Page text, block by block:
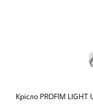
Крісло PROFIM